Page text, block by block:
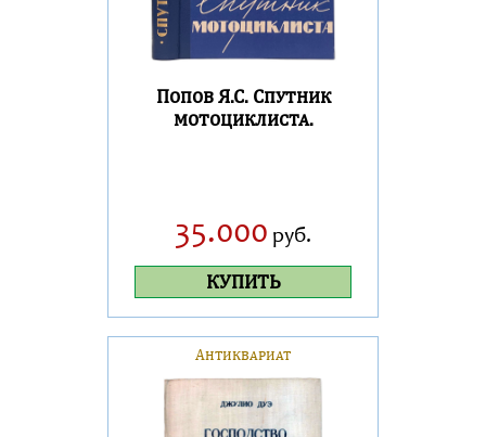
Попов Я.С. Спутник
мотоциклиста.
35.000 руб.
КУПИТЬ
Антиквариат